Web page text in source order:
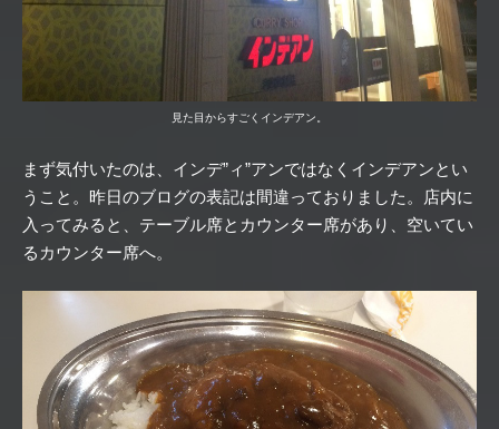
見た目からすごくインデアン。
まず気付いたのは、インデ”ィ”アンではなくインデアンとい
うこと。昨日のブログの表記は間違っておりました。店内に
入ってみると、テーブル席とカウンター席があり、空いてい
るカウンター席へ。